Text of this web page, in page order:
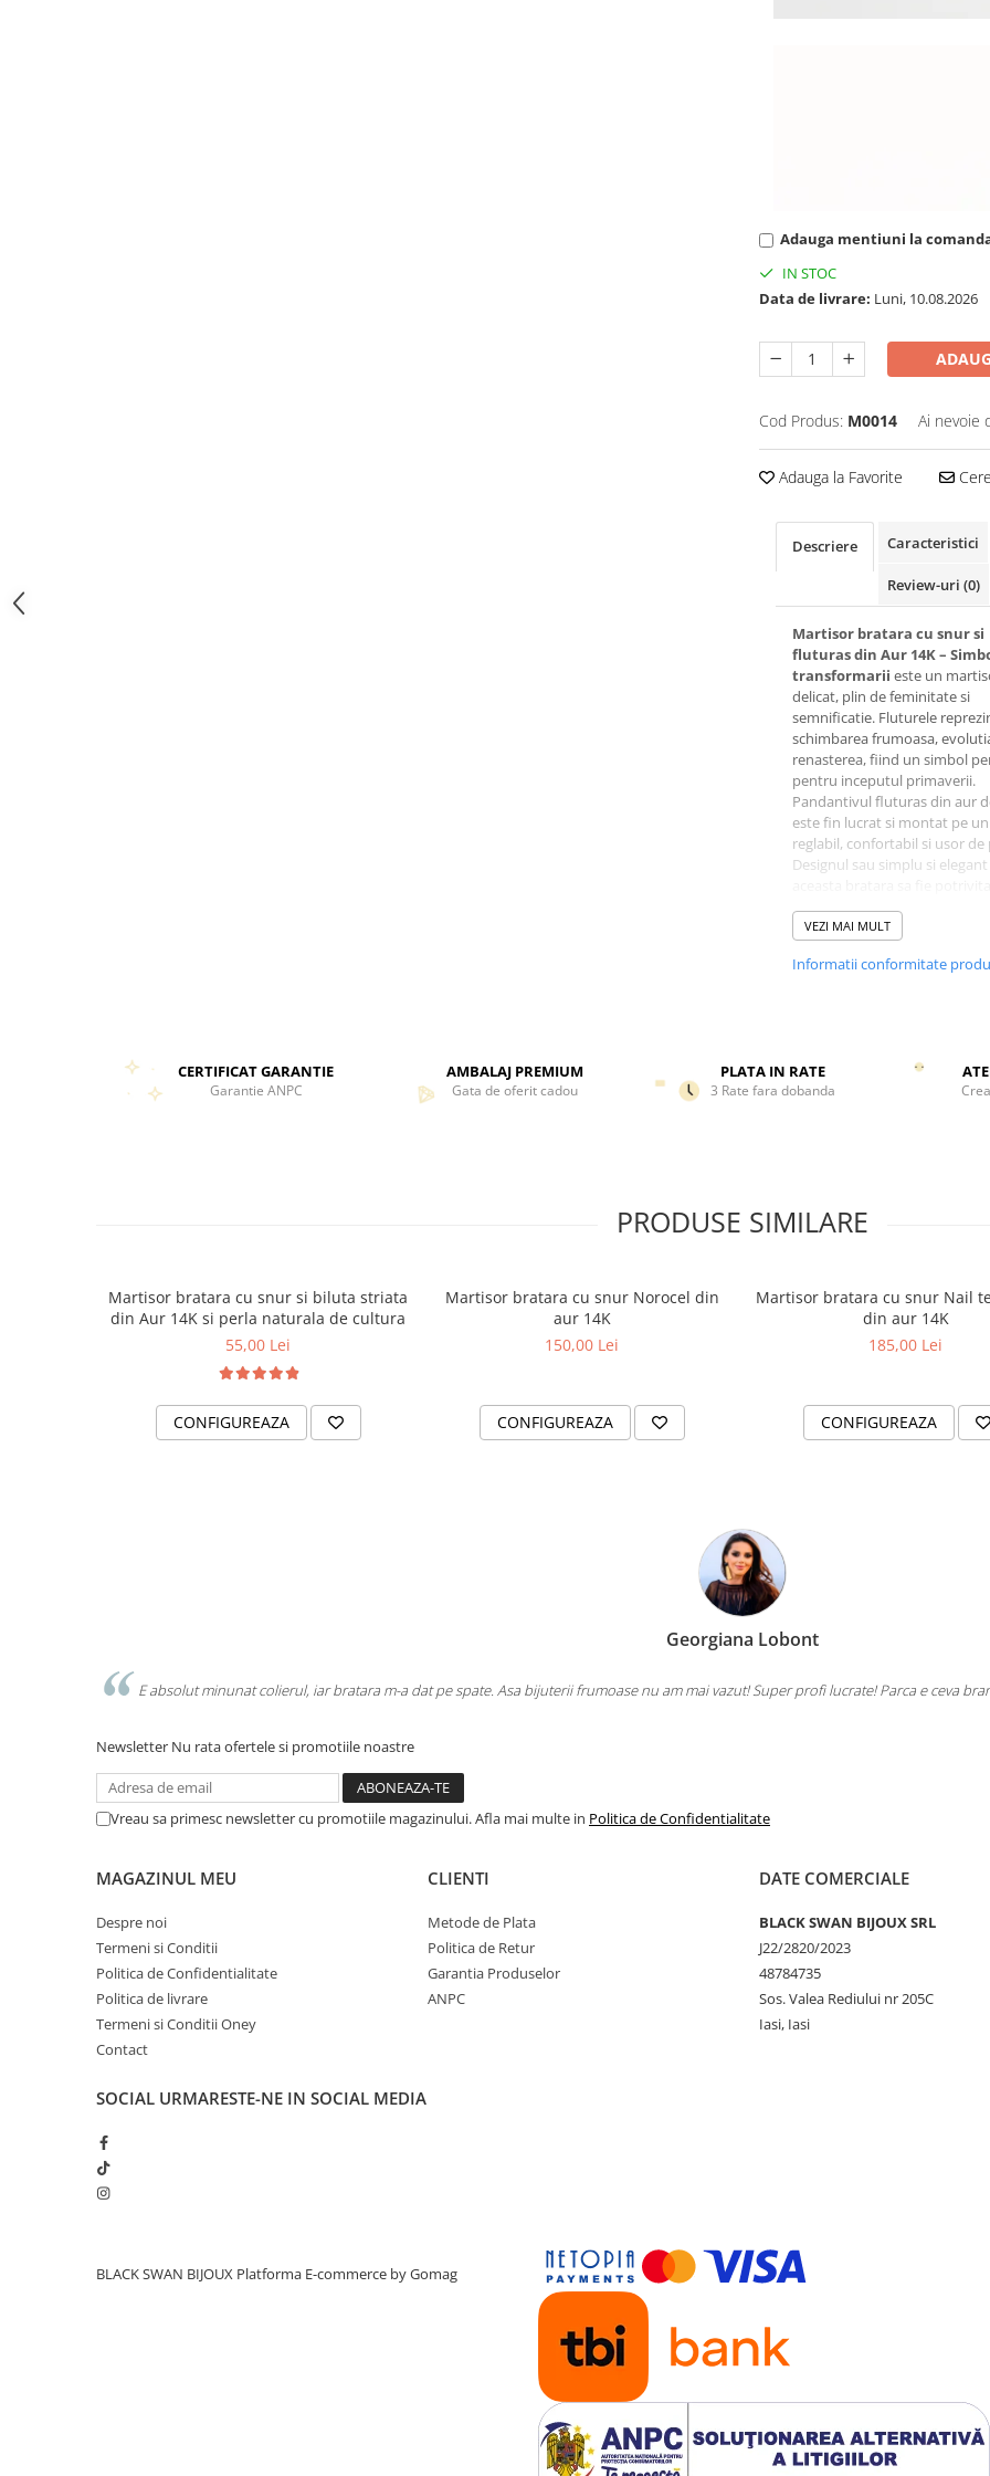
Adauga mentiuni la
IN STOC
Data de livrare: Luni, 10.08.2026
Cod Produs: M0014 Ai nevoie
Adauga la Favorite
Descriere Caracteristici
Review-uri (0)
Martisor bratara cu snur si
fluturas din Aur 14K –
transformarii este un
delicat, plin de feminitate si
semnificatie. Fluturele
schimbarea frumoasa,
renasterea, fiind un simbol
pentru inceputul primaverii.
Pandantivul fluturas din aur
este fin lucrat si montat pe
reglabil, confortabil si usor de
Designul sau simplu si elegant
orice stil si orice varsta,
accesoriu care poate fi purtat
Este un cadou inspirat pentru
departe.
Datorita aspectului
VEZI MAI MULT
Informatii conformitate
CERTIFICAT GARANTIE
Garantie ANPC
AMBALAJ PREMIUM
Gata de oferit cadou
PLATA IN RATE
3 Rate fara dobanda
PRODUSE SIMILARE
Martisor bratara cu snur si biluta striata
din Aur 14K si perla naturala de cultura
55,00 Lei
CONFIGUREAZA
Martisor bratara cu snur Norocel din
aur 14K
150,00 Lei
CONFIGUREAZA
Martisor bratara cu snur Nail
din aur 14K
185,00 Lei
CONFIGUREAZA
Georgiana Lobont
E absolut minunat colierul, iar bratara m-a dat pe spate. Asa bijuterii frumoase nu am mai vazut! Super profi lucrate! Parca e ceva
Newsletter Nu rata ofertele si promotiile noastre
Vreau sa primesc newsletter cu promotiile magazinului. Afla mai multe in Politica de Confidentialitate
MAGAZINUL MEU
Despre noi
Termeni si Conditii
Politica de Confidentialitate
Politica de livrare
Termeni si Conditii Oney
Contact
CLIENTI
Metode de Plata
Politica de Retur
Garantia Produselor
ANPC
DATE COMERCIALE
BLACK SWAN BIJOUX SRL
J22/2820/2023
48784735
Sos. Valea Rediului nr 205C
Iasi, Iasi
SOCIAL URMARESTE-NE IN SOCIAL MEDIA
BLACK SWAN BIJOUX Platforma E-commerce by Gomag